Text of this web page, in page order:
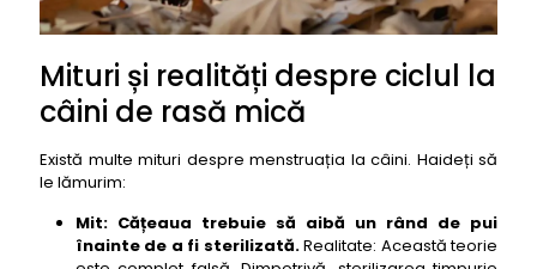
Mituri și realități despre ciclul la
câini de rasă mică
Există multe mituri despre menstruația la câini. Haideți să
le lămurim:
Mit: Cățeaua trebuie să aibă un rând de pui
înainte de a fi sterilizată.Realitate: Această teorie